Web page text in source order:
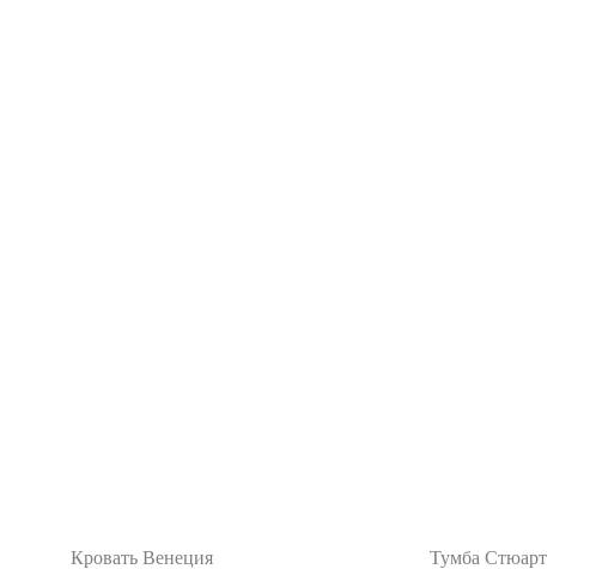
Кровать Венеция Тумба Стюарт